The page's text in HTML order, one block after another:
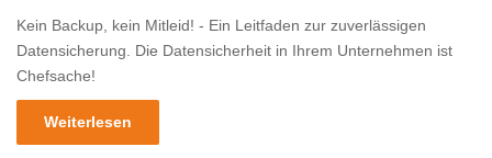
Kein Backup, kein Mitleid! - Ein Leitfaden zur zuverlässigen
Datensicherung. Die Datensicherheit in Ihrem Unternehmen ist
Chefsache!
Weiterlesen